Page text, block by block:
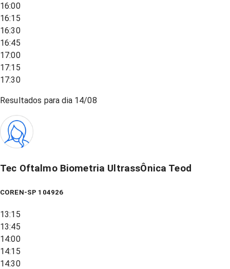
16:00
16:15
16:30
16:45
17:00
17:15
17:30
Resultados para dia 14/08
Tec Oftalmo Biometria UltrassÔnica Teod
COREN-SP 104926
13:15
13:45
14:00
14:15
14:30